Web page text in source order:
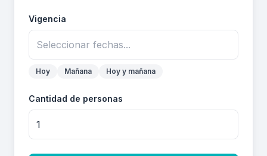
Vigencia
Hoy Mañana Hoy y mañana
Cantidad de personas